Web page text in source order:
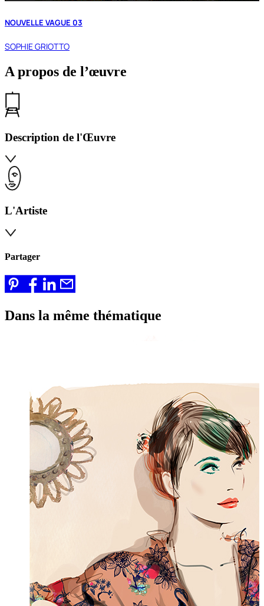
NOUVELLE VAGUE 03
SOPHIE GRIOTTO
A propos de l’œuvre
Description de l'Œuvre
L'Artiste
Partager
Dans la même thématique